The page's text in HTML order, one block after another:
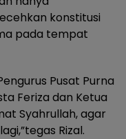
konstitusi
pada tempat
Pusat Purna
Feriza dan Ketua
Syahrullah, agar
Rizal.